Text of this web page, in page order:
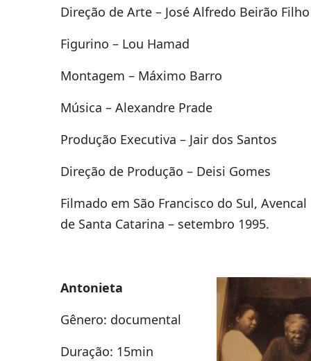
Direção de Arte – José Alfredo Beirão Filho
Figurino – Lou Hamad
Montagem – Máximo Barro
Música – Alexandre Prade
Produção Executiva – Jair dos Santos
Direção de Produção – Deisi Gomes
Filmado em São Francisco do Sul,
de Santa Catarina – setembro 1995.
Antonieta
Gênero: documental
Duração: 15min